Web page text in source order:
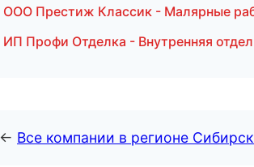
ООО Престиж Классик - Малярные
ИП Профи Отделка - Внутренняя
← Все компании в регионе